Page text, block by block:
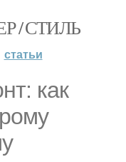
/ СТИЛЬ
статьи
как